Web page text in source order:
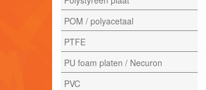
POM / polyacetaal
PTFE
PU foam platen / Necuron
PVC